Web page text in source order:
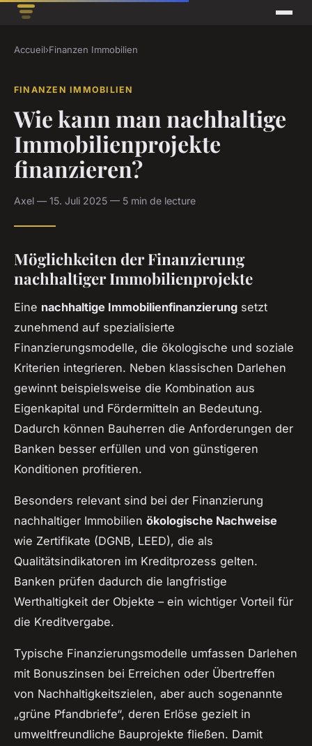
Accueil›Finanzen Immobilien
FINANZEN IMMOBILIEN
Wie kann man nachhaltige
Immobilienprojekte
finanzieren?
Axel — 15. Juli 2025 — 5 min de lecture
Möglichkeiten der Finanzierung
nachhaltiger Immobilienprojekte
Eine nachhaltige Immobilienfinanzierung setzt
zunehmend auf spezialisierte
Finanzierungsmodelle, die ökologische und soziale
Kriterien integrieren. Neben klassischen Darlehen
gewinnt beispielsweise die Kombination aus
Eigenkapital und Fördermitteln an Bedeutung.
Dadurch können Bauherren die Anforderungen der
Banken besser erfüllen und von günstigeren
Konditionen profitieren.
Besonders relevant sind bei der Finanzierung
nachhaltiger Immobilien ökologische Nachweise
wie Zertifikate (DGNB, LEED), die als
Qualitätsindikatoren im Kreditprozess gelten.
Banken prüfen dadurch die langfristige
Werthaltigkeit der Objekte – ein wichtiger Vorteil für
die Kreditvergabe.
Typische Finanzierungsmodelle umfassen Darlehen
mit Bonuszinsen bei Erreichen oder Übertreffen
von Nachhaltigkeitszielen, aber auch sogenannte
„grüne Pfandbriefe“, deren Erlöse gezielt in
umweltfreundliche Bauprojekte fließen. Damit